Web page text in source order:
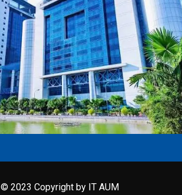
© 2023 Copyright by IT AUM